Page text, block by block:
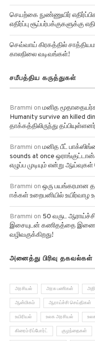
செயற்கை நுண்ணுயிர்
எதிர்ப்பு சூப்பர்பக்குகளுக்கு
செவ்வாய் கிரகத்தில்
காலநிலை வடிவங்கள்!
சமீபத்திய கருத்துகள்
Brammi on மனித
Humanity survive an killed
தாக்கத்திலிருந்து
Brammi on மனித பீட்
sounds at once
எழுப்ப முடியும் என்று
Brammi on ஒரு பயங்கரமான
ஈக்கள் உறைபனியில் உயிர்வாழ
Brammi on 50 வருட
இசையுடன் கணிதத்தை
வழிவகுக்கிறது!
அனைத்து பிரிவு தகவல்கள்
அரசியல் அரசு பணிகள்
ஆன்மிகம் ஆராய்ச்சி செய்திகள்
உயிரியல் உலக அரசியல்
கிரைம் ரிப்போர்ட் குழந்தைகள்